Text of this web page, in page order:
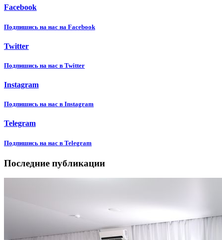
Facebook
Подпишиcь на нас на Facebook
Twitter
Подпишиcь на нас в Twitter
Instagram
Подпишиcь на нас в Instagram
Telegram
Подпишиcь на нас в Telegram
Последние публикации